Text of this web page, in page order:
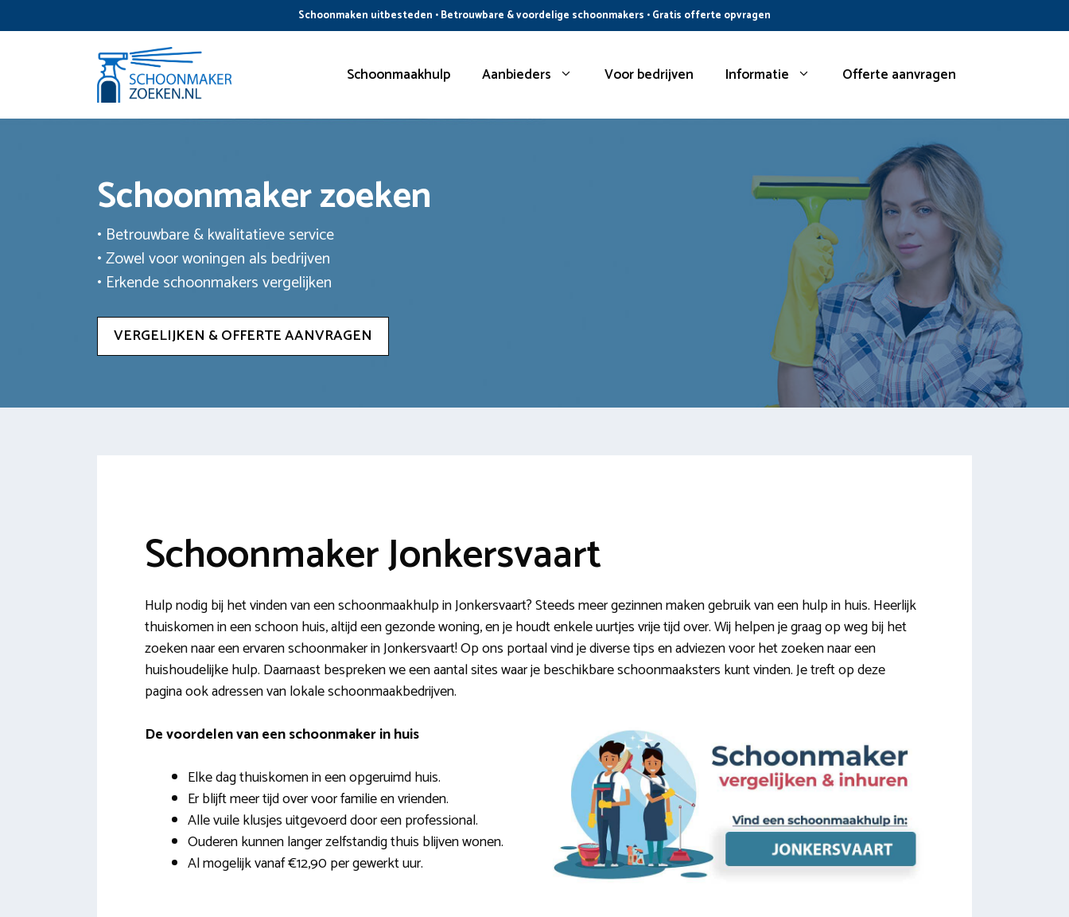
naar
Schoonmaken uitbesteden • Betrouwbare & voordelige schoonmakers • Gratis offerte opvragen
Schoonmaakhulp Aanbieders Voor bedrijven Informatie Offerte aanvragen
Schoonmaker zoeken
• Betrouwbare & kwalitatieve service
• Zowel voor woningen als bedrijven
• Erkende schoonmakers vergelijken
VERGELIJKEN & OFFERTE AANVRAGEN
Schoonmaker Jonkersvaart
Hulp nodig bij het vinden van een schoonmaakhulp in Jonkersvaart? Steeds meer gezinnen maken gebruik van een hulp in huis. Heerlijk
thuiskomen in een schoon huis, altijd een gezonde woning, en je houdt enkele uurtjes vrije tijd over. Wij helpen je graag op weg bij het
zoeken naar een ervaren schoonmaker in Jonkersvaart! Op ons portaal vind je diverse tips en adviezen voor het zoeken naar een
huishoudelijke hulp. Daarnaast bespreken we een aantal sites waar je beschikbare schoonmaaksters kunt vinden. Je treft op deze
pagina ook adressen van lokale schoonmaakbedrijven.
De voordelen van een schoonmaker in huis
Elke dag thuiskomen in een opgeruimd huis.
Er blijft meer tijd over voor familie en vrienden.
Alle vuile klusjes uitgevoerd door een professional.
Ouderen kunnen langer zelfstandig thuis blijven wonen.
Al mogelijk vanaf €12,90 per gewerkt uur.